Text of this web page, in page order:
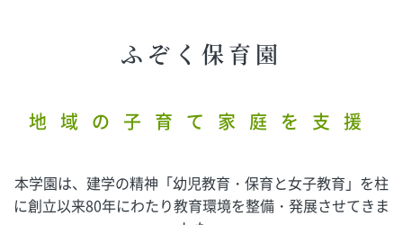
ふぞく保育園
地域の子育て家庭を支援
本学園は、建学の精神「幼児教育・保育と女子教育」を柱
に創立以来80年にわたり教育環境を整備・発展させてきま